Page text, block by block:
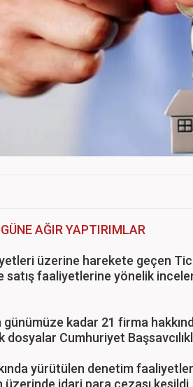
AĞIR YAPTIRIMLAR
üzerine harekete geçen
satış faaliyetlerine yönelik
günümüze kadar 21 firma
dosyalar Cumhuriyet
yürütülen denetim
üzerinde idari para cezası kesildi.